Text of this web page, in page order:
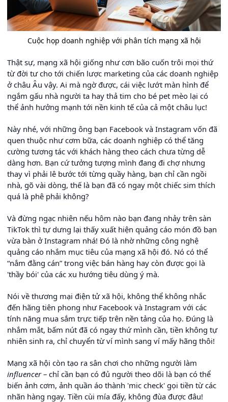
Cuộc họp doanh nghiệp với phân tích mạng xã hội
Thật sự, mạng xã hội giống như cơn bão cuốn trôi mọi thứ
từ đời tư cho tới chiến lược marketing của các doanh nghiệp
ở châu Âu vậy. Ai mà ngờ được, cái việc lướt màn hình để
ngắm gấu nhà người ta hay thả tim cho bé pet mèo lại có
thể ảnh hưởng mạnh tới nền kinh tế của cả một châu lục!
Này nhé, với những ông bạn Facebook và Instagram vốn đã
quen thuộc như cơm bữa, các doanh nghiệp có thể tăng
cường tương tác với khách hàng theo cách chưa từng dễ
dàng hơn. Bạn cứ tưởng tượng mình đang đi chợ nhưng
thay vì phải lê bước tới từng quầy hàng, bạn chỉ cần ngồi
nhà, gõ vài dòng, thế là bạn đã có ngay một chiếc sim thích
quá là phê phải không?
Và đừng ngạc nhiên nếu hôm nào bạn đang nhảy trên sàn
TikTok thì tự dưng lại thấy xuất hiện quảng cáo món đồ bạn
vừa bàn ở Instagram nhá! Đó là nhờ những công nghệ
quảng cáo nhắm mục tiêu của mạng xã hội đó. Nó có thể
“nắm đằng cán” trong việc bán hàng hay còn được gọi là
'thầy bói' của các xu hướng tiêu dùng ý mà.
Nói về thương mại điện tử xã hội, không thể không nhắc
đến hãng tiên phong như Facebook và Instagram với các
tính năng mua sắm trực tiếp trên nền tảng của họ. Đúng là
nhắm mắt, bấm nút đã có ngay thứ mình cần, tiền không tự
nhiên sinh ra, chỉ chuyển từ ví mình sang ví mấy hãng thôi!
Mạng xã hội còn tạo ra sân chơi cho những người làm
influencer– chỉ cần bạn có đủ người theo dõi là bạn có thể
biến ảnh cơm, ảnh quần áo thành 'mic check' gọi tiền từ các
nhãn hàng ngay. Tiền cùi mía đấy, không đùa được đâu!